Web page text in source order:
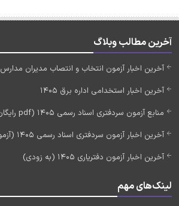
آخرین مطالب وبلاگ
آخرین اخبار آزمون انتخاب و انتصاب مدیران مدارس 1405 (کارت آزمون)
آخرین اخبار استخدامی اداره برق 1405
منابع آزمون سردفتری اسناد رسمی 1405 (pdf رایگان)
آخرین اخبار آزمون سردفتری اسناد رسمی 1405 (آزمون جدید)
آخرین اخبار آزمون دفتریاری 1405 (به زودی)
لینک‌های مهم